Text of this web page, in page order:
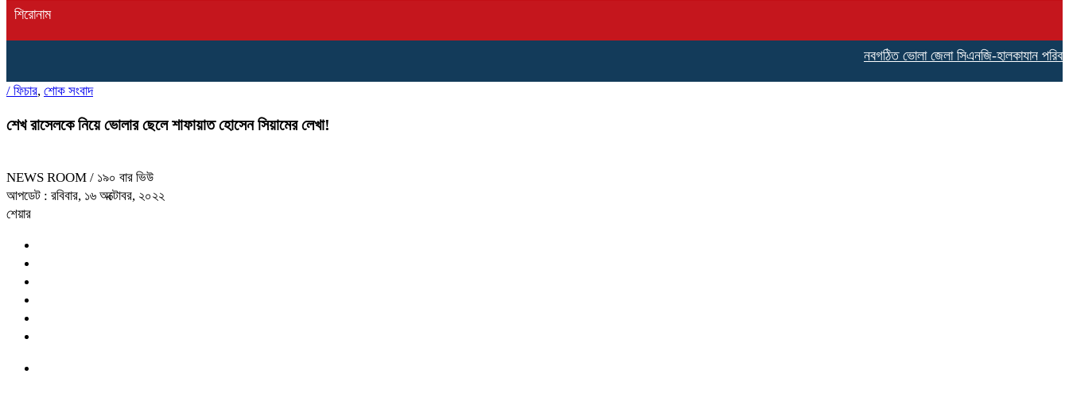
শিরোনাম
নবগঠিত ভোলা জেলা সিএনজি-হালকাযান পরিবহন
/ ফিচার, শোক সংবাদ
শেখ রাসেলকে নিয়ে ভোলার ছেলে শাফায়াত হোসেন সিয়ামের লেখা!
NEWS ROOM / ১৯০ বার ভিউ
আপডেট : রবিবার, ১৬ অক্টোবর, ২০২২
শেয়ার